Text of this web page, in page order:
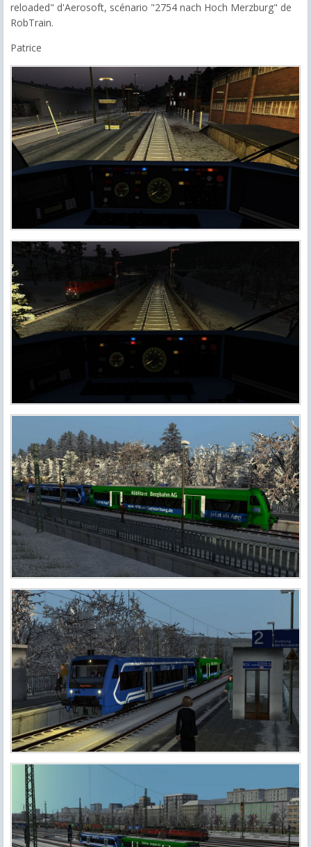
reloaded" d'Aerosoft, scénario "2754 nach Hoch Merzburg" de
RobTrain.
Patrice